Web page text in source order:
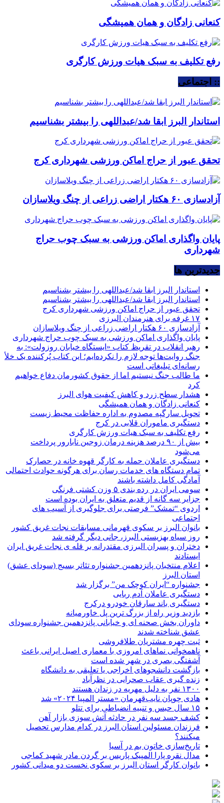
کنعانی زادگان و همان همیشگی
رفع تکلیف به سبک هیات ورزش کارگری
:: اجتماعی
استاندار البرز ابقا شد/عبداللهی را بیشتر بشناسیم
تحقق عبور از حراج اماکن ورزشی شهرداری کرج
آزادسازی ۶۰ هکتار اراضی زراعی از چنگ ویلاسازان
پایان واگذاری اماکن ورزشی به سبک چوب حراج
شهرداری
جديدترين ها
استاندار البرز ابقا شد/عبداللهی را بیشتر بشناسیم
استاندار البرز ابقا شد/عبداللهی را بیشتر بشناسیم
تحقق عبور از حراج اماکن ورزشی شهرداری کرج
۱۷ غرفه برای هنرمندان البرزی
آزادسازی ۶۰ هکتار اراضی زراعی از چنگ ویلاسازان
پایان واگذاری اماکن ورزشی به سبک چوب حراج شهرداری
رهبر انقلاب در تقریظ کتاب «ایستگاه خیابان روزولت»: به
جنگ روایت‌ها توجه لازم را نکرده‌ایم؛ این کتاب پُرکننده‌ یک خلأ
رسانه‌ای تبلیغاتی است
ما طالب جنگ نیستیم اما از حقوق کشورمان دفاع خواهیم
کرد
هشدار سطح زرد و کاهش کیفیت هوای البرز
کنعانی زادگان و همان همیشگی
تحویل سارگپه مصدوم به اداره حفاظت محیط زیست
دستگیری ماموران قلابی در کرج
رفع تکلیف به سبک هیات ورزش کارگری
بیش از ۹۰ درصد هزینه درمان زوجین نابارور پرداخت
می‌شود
دستگیری عاملان حمله به کارگر قهوه خانه در حصارک
تمام دستگاه های خدمات رسان برای هرگونه حوادث احتمالی
آمادگی کامل داشته باشند
سومی ایران در رده بندی ۵ وزن کشتی فرنگی
جزایر سه گانه از قدیم متعلق به ایران بوده است
اردوی “تمشک” فرصتی برای جلوگیری از آسیب های
اجتماعی
بانوان البرز بر سکوی قهرمانی مسابقات نجات غریق کشور
روز سیاه بهزیستی البرز، جانی دیگر گرفته شد
دختران و پسران البرزی مقتدرانه بر قله ی نجات غریق ایران
ایستادند
اعلام منتخبان پانزدهمین جشنواره تئاتر بسیج (سودای عشق)
استان البرز
جشنواره “ایران کوچک من” برگزار شد
دستگیری عاملان آدم ربایی
دستگیری باند سارقان خودرو درکرج
بازدید وزیر راه از بزرگ ترین پل خاورمیانه
داوران بخش صحنه ای و خیابانی پانزدهمین جشنواره سودای
عشق شناخته شدند
ثبت چهره مشتریان طلافروشی
ناهمخوانی نماهای امروزی با معماری اصیل ایرانی باعث
آشفتگی بصری در شهر شده است
بازگشت دانشجوهای اخراجی یا تعلیقی به دانشگاه
زنده گیری عقاب صحرایی در نظرآباد
۱۳۰۰ نفر به دلیل مهریه در زندان هستند
هادی چوپان نایب‌قهرمان «مستر المپیا ۲۰۲۴» شد
۱۵ سال حبس و تنبیه انضباطی برای تتلو
کشف جسد سه نفر در حادثه آتش سوزی بازار آهن
فرزندان مسئولین استان البرز در کدام مدارس تحصیل
میکنند؟
‌تاریخ‌سازی خاتون بم در آسیا
مدال نقره پارا المپیک پاریس بر گردن مادر شهید کماجی
بانوان کارگر استان البرز بر سکوی نخست دو میدانی کشور